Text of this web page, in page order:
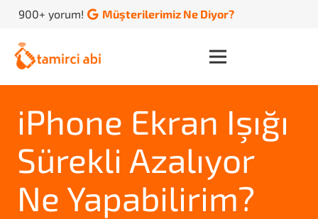
900+ yorum! Müşterilerimiz Ne Diyor?
iPhone Ekran Işığı
Sürekli Azalıyor
Ne Yapabilirim?